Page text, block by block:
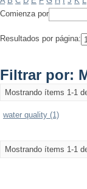
Comienza por
Resultados por página:
Filtrar por:
Mostrando ítems 1-1
water quality (1)
Mostrando ítems 1-1